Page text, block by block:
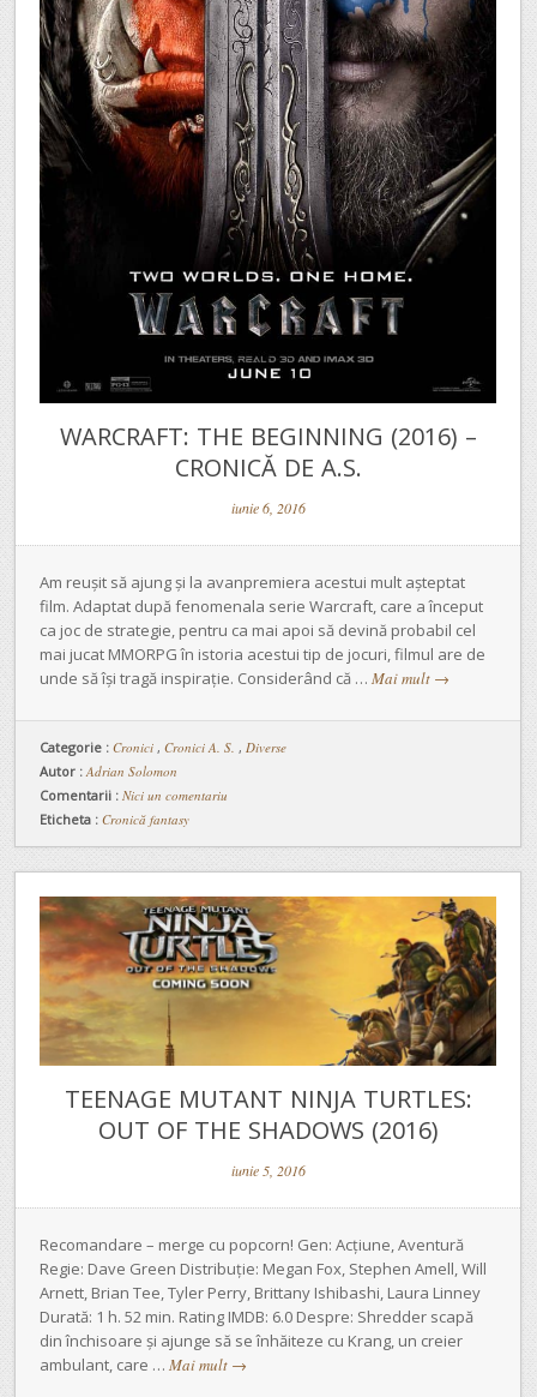
WARCRAFT: THE BEGINNING (2016) –
CRONICĂ DE A.S.
iunie 6, 2016
Am reușit să ajung și la avanpremiera acestui mult așteptat
film. Adaptat după fenomenala serie Warcraft, care a început
ca joc de strategie, pentru ca mai apoi să devină probabil cel
mai jucat MMORPG în istoria acestui tip de jocuri, filmul are de
unde să își tragă inspirație. Considerând că … Mai mult →
Categorie : Cronici , Cronici A. S. , Diverse
Autor : Adrian Solomon
Comentarii : Nici un comentariu
Eticheta : Cronică fantasy
TEENAGE MUTANT NINJA TURTLES:
OUT OF THE SHADOWS (2016)
iunie 5, 2016
Recomandare – merge cu popcorn! Gen: Acțiune, Aventură
Regie: Dave Green Distribuție: Megan Fox, Stephen Amell, Will
Arnett, Brian Tee, Tyler Perry, Brittany Ishibashi, Laura Linney
Durată: 1 h. 52 min. Rating IMDB: 6.0 Despre: Shredder scapă
din închisoare și ajunge să se înhăiteze cu Krang, un creier
ambulant, care … Mai mult →